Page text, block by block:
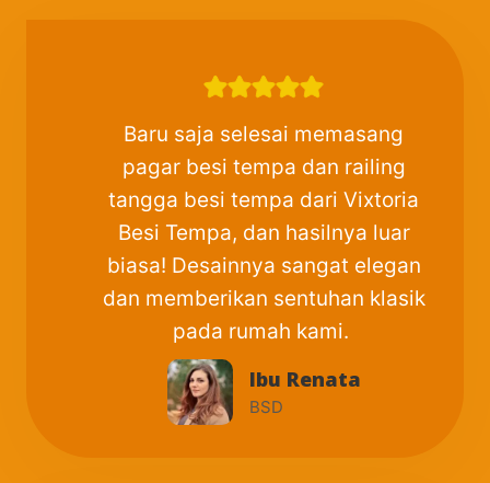
Baru saja selesai memasang
pagar besi tempa dan railing
tangga besi tempa dari Vixtoria
Besi Tempa, dan hasilnya luar
biasa! Desainnya sangat elegan
dan memberikan sentuhan klasik
pada rumah kami.
Ibu Renata
BSD